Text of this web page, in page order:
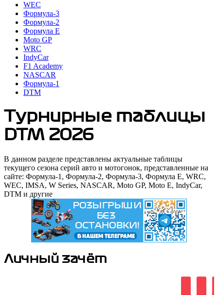
WEC
Формула-3
Формула-2
Формула Е
Moto GP
WRC
IndyCar
F1 Academy
NASCAR
Формула-1
DTM
Турнирные таблицы
DTM 2026
В данном разделе представлены актуальные таблицы
текущего сезона серий авто и мотогонок, представленные на
сайте: Формула-1, Формула-2, Формула-3, Формула E, WRC,
WEC, IMSA, W Series, NASCAR, Moto GP, Moto E, IndyCar,
DTM и другие
Личный зачёт